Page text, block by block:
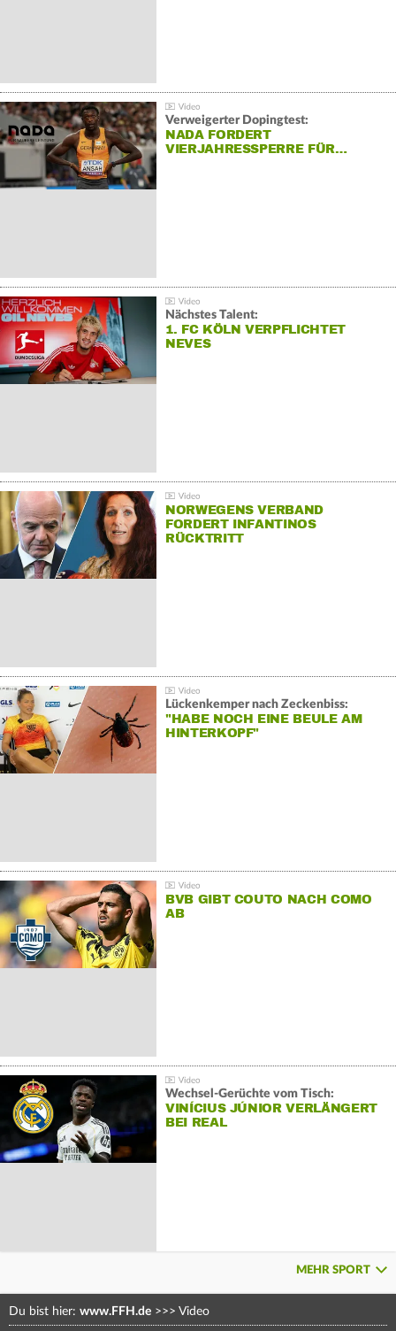
Verweigerter Dopingtest:
NADA FORDERT
VIERJAHRESSPERRE FÜR…
Nächstes Talent:
1. FC KÖLN VERPFLICHTET
NEVES
NORWEGENS VERBAND
FORDERT INFANTINOS
RÜCKTRITT
Lückenkemper nach Zeckenbiss:
"HABE NOCH EINE BEULE AM
HINTERKOPF"
BVB GIBT COUTO NACH COMO
AB
Wechsel-Gerüchte vom Tisch:
VINÍCIUS JÚNIOR VERLÄNGERT
BEI REAL
MEHR SPORT
Du bist hier: www.FFH.de >>> Video